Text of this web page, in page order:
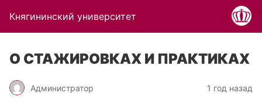
Княгининский университет
О СТАЖИРОВКАХ И ПРАКТИКАХ
Администратор 1 год назад